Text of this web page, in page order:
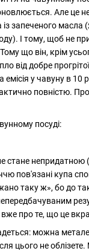
Але це
запеченого
І тому, щоб не
що він, крім
від добре
емісія у чавуну в
повністю.
посуді:
стане
пов'язані купа
таку ж», бо до
про те, що це
можна
цього не